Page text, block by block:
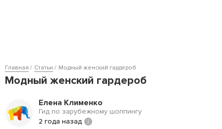
Главная Статьи Модный женский гардероб
Модный женский гардероб
Елена Клименко
Гид по зарубежному шоппингу
2 года назад